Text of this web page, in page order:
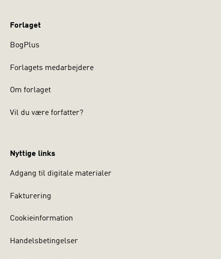
Forlaget
BogPlus
Forlagets medarbejdere
Om forlaget
Vil du være forfatter?
Nyttige links
Adgang til digitale materialer
Fakturering
Cookieinformation
Handelsbetingelser